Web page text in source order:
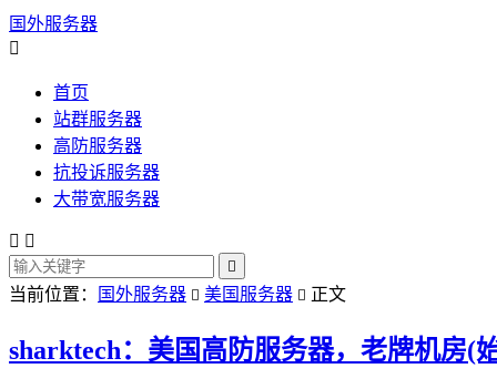
国外服务器

首页
站群服务器
高防服务器
抗投诉服务器
大带宽服务器
 

当前位置： 国外服务器  美国服务器  正文
sharktech：美国高防服务器，老牌机房(